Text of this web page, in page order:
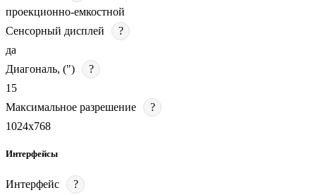
проекционно-емкостной
Сенсорный дисплей
?
да
Диагональ, (")
?
15
Максимальное разрешение
?
1024х768
Интерфейсы
Интерфейс ?